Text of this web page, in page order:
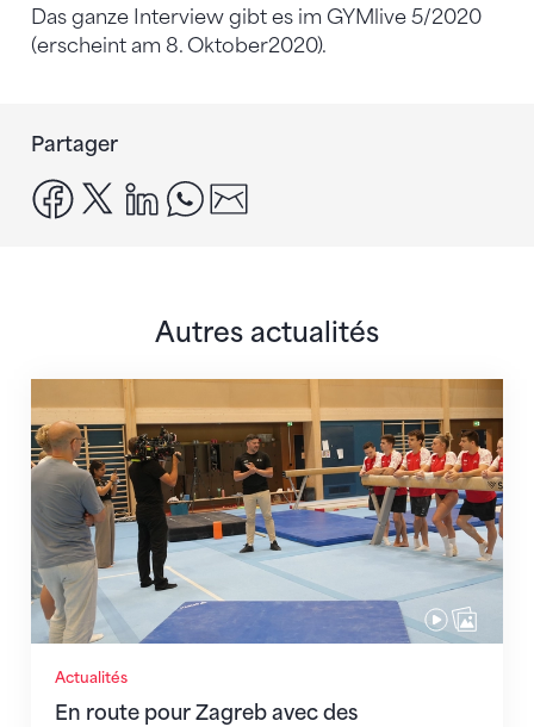
Das ganze Interview gibt es im GYMlive 5/2020
(erscheint am 8. Oktober2020).
Partager
facebook
x linkedinwhatsapp
Autres actualités
Actualités
En route pour Zagreb avec des
En route pour Zagreb avec des objectifs clairs